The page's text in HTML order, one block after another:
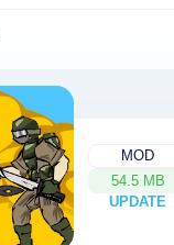
MOD
54.5 MB
UPDATE
NEW